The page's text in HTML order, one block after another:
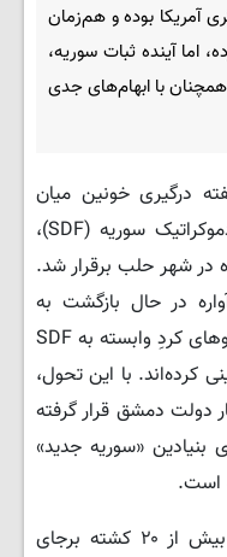
آمریکا بوده و هم‌زمان
اما آینده ثبات سوریه،
با ابهام‌های جدی
درگیری خونین میان
نیروهای دولتی سوریه و نیروهای دموکراتیک سوریه (SDF)،
در شهر حلب برقرار شد.
در حال بازگشت به
خانه‌های خود هستند و هم‌زمان، نیروهای کردِ وابسته به SDF
با این تحول،
دولت دمشق قرار گرفته
«سوریه جدید»
است.
بر اساس گزارش‌ها، این درگیری‌ها بیش از ۲۰ کشته برجای